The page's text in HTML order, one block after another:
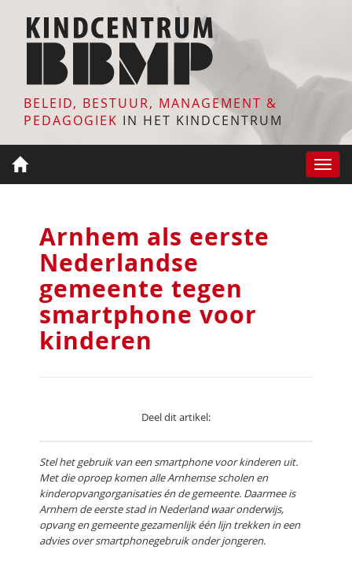
BELEID, BESTUUR, MANAGEMENT &
PEDAGOGIEK IN HET KINDCENTRUM
Toggle
Arnhem als eerste
Nederlandse
gemeente tegen
smartphone voor
kinderen
Deel dit artikel:
Stel het gebruik van een smartphone voor kinderen uit.
Met die oproep komen alle Arnhemse scholen en
kinderopvangorganisaties én de gemeente. Daarmee is
Arnhem de eerste stad in Nederland waar onderwijs,
opvang en gemeente gezamenlijk één lijn trekken in een
advies over smartphonegebruik onder jongeren.